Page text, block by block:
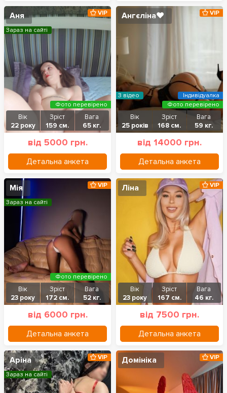
Аня
Вік
22 року
Зріст
159 см.
Вага
65 кг.
від 5000 грн.
Детальна анкета
VIP
Зараз на сайті
Фото перевірено
Ангєліна❤️
Вік
25 років
Зріст
168 см.
Вага
59 кг.
від 14000 грн.
Детальна анкета
VIP
З відео
Фото перевірено
Індивідуалка
Мія
Вік
23 року
Зріст
172 см.
Вага
52 кг.
від 6000 грн.
Детальна анкета
VIP
Зараз на сайті
Фото перевірено
Ліна
Вік
23 року
Зріст
167 см.
Вага
46 кг.
від 7500 грн.
Детальна анкета
VIP
Аріна VIP
Зараз на сайті
Домініка VIP